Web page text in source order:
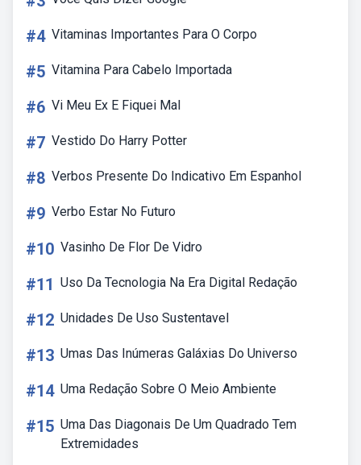
#4 Vitaminas Importantes Para O Corpo
#5 Vitamina Para Cabelo Importada
#6 Vi Meu Ex E Fiquei Mal
#7 Vestido Do Harry Potter
#8 Verbos Presente Do Indicativo Em Espanhol
#9 Verbo Estar No Futuro
#10 Vasinho De Flor De Vidro
#11 Uso Da Tecnologia Na Era Digital Redação
#12 Unidades De Uso Sustentavel
#13 Umas Das Inúmeras Galáxias Do Universo
#14 Uma Redação Sobre O Meio Ambiente
#15 Uma Das Diagonais De Um Quadrado Tem
Extremidades